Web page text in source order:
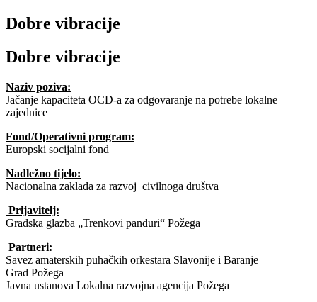
Dobre vibracije
Dobre vibracije
Naziv poziva:
Jačanje kapaciteta OCD-a za odgovaranje na potrebe lokalne
zajednice
Fond/Operativni program:
Europski socijalni fond
Nadležno tijelo:
Nacionalna zaklada za razvoj civilnoga društva
Prijavitelj:
Gradska glazba „Trenkovi panduri“ Požega
Partneri:
Savez amaterskih puhačkih orkestara Slavonije i Baranje
Grad Požega
Javna ustanova Lokalna razvojna agencija Požega